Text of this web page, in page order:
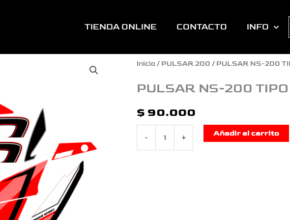
TIENDA ONLINE CONTACTO INFO
Inicio/ PULSAR 200 / PULSAR NS-200
PULSAR NS-200
$ 90.000
-
PULSAR
NS-
TIPO
+ Añadir al carrito